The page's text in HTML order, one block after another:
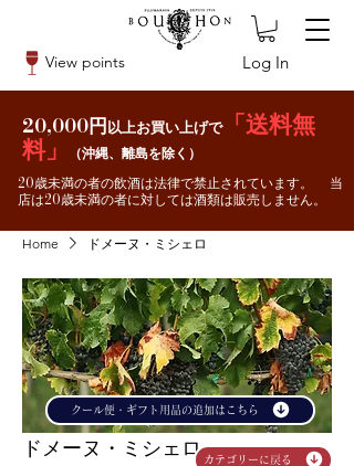
View points Log In
20,000円以上お買い上げで「送料無
料」
（沖縄、離島を除く）
20歳未満の者の飲酒は法律で禁止されています。 当
店は20歳未満の者に対しては酒類は販売しません。
Home ドメーヌ・ミシェロ
ドメーヌ・ミシェロ
クール便・ギフト用品の追加はこちら
カテゴリーに戻る